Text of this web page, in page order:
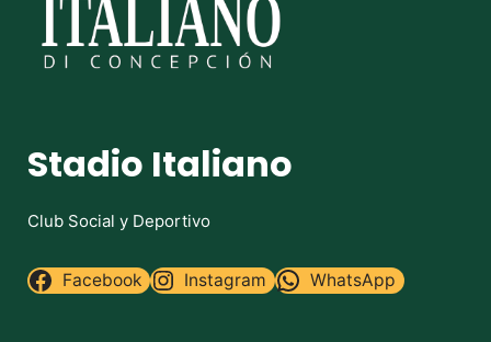
Stadio Italiano
Club Social y Deportivo
Facebook Instagram WhatsApp